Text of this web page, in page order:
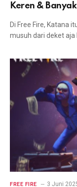
Keren &
Di Free Fire, Katana
musuh dari deket aja
FREE FIRE 3 Juni